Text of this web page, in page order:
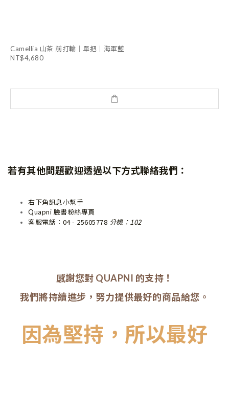
Camellia 山茶 前打輪｜單把｜海軍藍
NT$4,680
若有其他問題歡迎透過以下方式聯絡我們：
右下角訊息小幫手
Quapni 臉書粉絲專頁
客服電話： 04 - 25605778 分機：102
感謝您對 QUAPNI 的支持！
我們將持續進步， 努力提供最好的商品給您。
因為堅持，所以最好